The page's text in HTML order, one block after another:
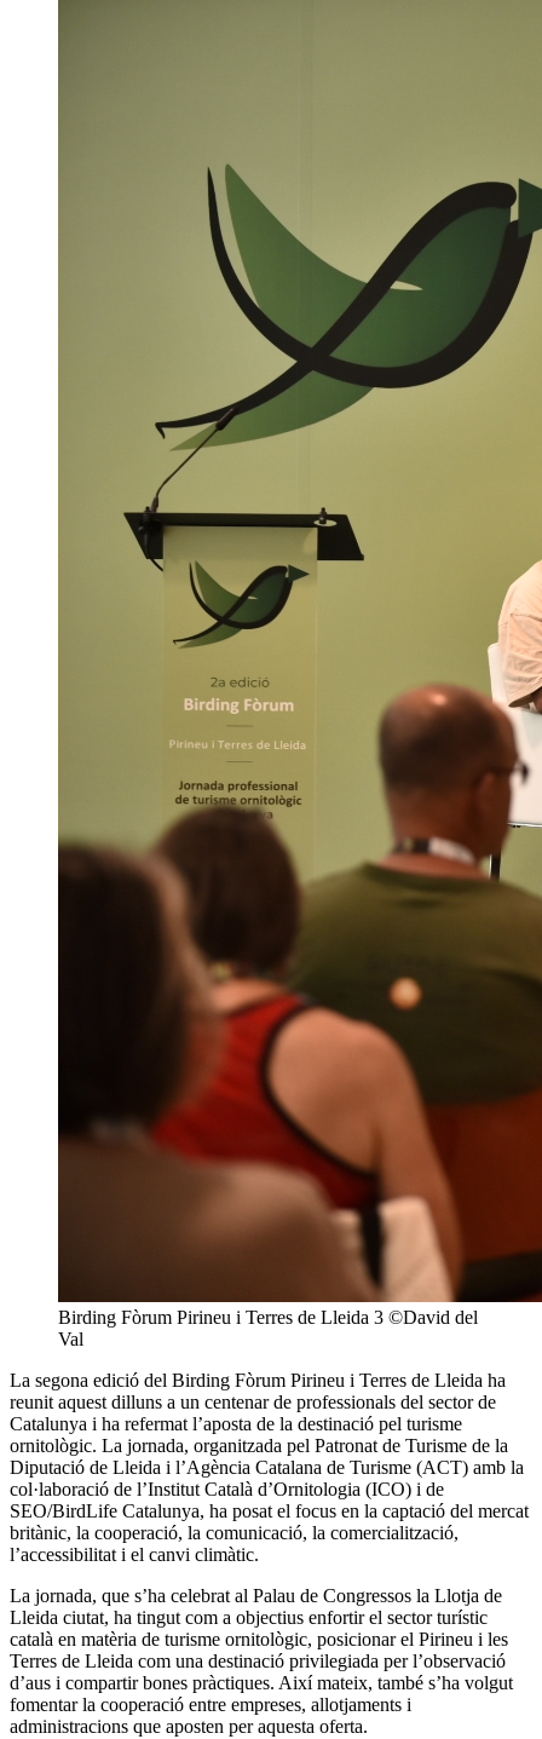
Birding Fòrum Pirineu i Terres de Lleida 3 ©David del
Val
La segona edició del Birding Fòrum Pirineu i Terres de Lleida ha
reunit aquest dilluns a un centenar de professionals del sector de
Catalunya i ha refermat l’aposta de la destinació pel turisme
ornitològic. La jornada, organitzada pel Patronat de Turisme de la
Diputació de Lleida i l’Agència Catalana de Turisme (ACT) amb la
col·laboració de l’Institut Català d’Ornitologia (ICO) i de
SEO/BirdLife Catalunya, ha posat el focus en la captació del mercat
britànic, la cooperació, la comunicació, la comercialització,
l’accessibilitat i el canvi climàtic.
La jornada, que s’ha celebrat al Palau de Congressos la Llotja de
Lleida ciutat, ha tingut com a objectius enfortir el sector turístic
català en matèria de turisme ornitològic, posicionar el Pirineu i les
Terres de Lleida com una destinació privilegiada per l’observació
d’aus i compartir bones pràctiques. Així mateix, també s’ha volgut
fomentar la cooperació entre empreses, allotjaments i
administracions que aposten per aquesta oferta.